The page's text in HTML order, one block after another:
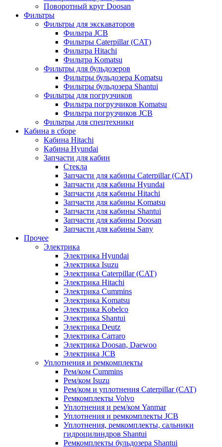
Поворотный круг Doosan
Фильтры
Фильтры для экскаваторов
Фильтра JCB
Фильтры Caterpillar (CAT)
Фильтра Hitachi
Фильтра Komatsu
Фильтры для бульдозеров
Фильтры бульдозера Komatsu
Фильтры бульдозера Shantui
Фильтры для погрузчиков
Фильтра погрузчиков Komatsu
Фильтра погрузчиков JCB
Фильтры для спецтехники
Кабина в сборе
Кабина Hitachi
Кабина Hyundai
Запчасти для кабин
Стекла
Запчасти для кабины Caterpillar (CAT)
Запчасти для кабины Hyundai
Запчасти для кабины Hitachi
Запчасти для кабины Komatsu
Запчасти для кабины Shantui
Запчасти для кабины Doosan
Запчасти для кабины Sany
Прочее
Электрика
Электрика Hyundai
Электрика Isuzu
Электрика Caterpillar (CAT)
Электрика Hitachi
Электрика Cummins
Электрика Komatsu
Электрика Kobelco
Электрика Shantui
Электрика Deutz
Электрика Carraro
Электрика Doosan, Daewoo
Электрика JCB
Уплотнения и ремкомплекты
Рем/ком Cummins
Рем/ком Isuzu
Рем/ком и уплотнения Caterpillar (CAT)
Ремкомплекты Volvo
Уплотнения и рем/ком Yanmar
Уплотнения и ремкомплекты JCB
Уплотнения, ремкомплекты, сальники
гидроцилиндров Shantui
Ремкомплекты бульдозера Shantui